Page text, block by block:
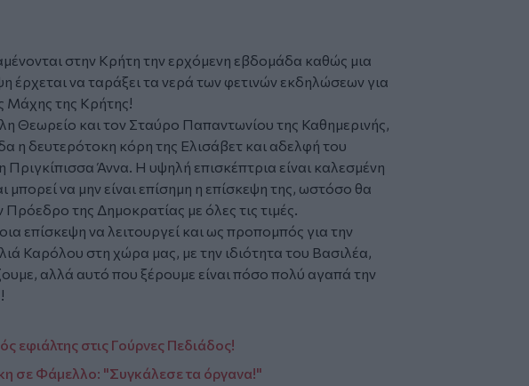
στην Κρήτη την ερχόμενη εβδομάδα καθώς μια
έρχεται να ταράξει τα νερά των φετινών εκδηλώσεων για
Μάχης της Κρήτης!
Θεωρείο και τον Σταύρο Παπαντωνίου της Καθημερινής,
η δευτερότοκη κόρη της Ελισάβετ και αδελφή του
Πριγκίπισσα Άννα. Η υψηλή επισκέπτρια είναι καλεσμένη
μπορεί να μην είναι επίσημη η επίσκεψη της, ωστόσο θα
Πρόεδρο της Δημοκρατίας με όλες τις τιμές.
επίσκεψη να λειτουργεί και ως προπομπός για την
Καρόλου στη χώρα μας, με την ιδιότητα του Βασιλέα,
αλλά αυτό που ξέρουμε είναι πόσο πολύ αγαπά την
εφιάλτης στις Γούρνες Πεδιάδος!
σε Φάμελλο: "Συγκάλεσε τα όργανα!"